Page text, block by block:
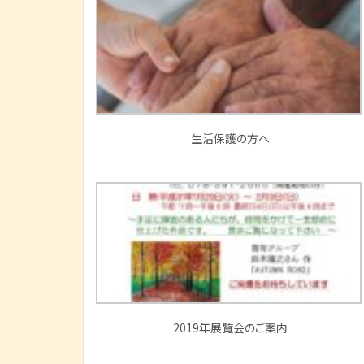
生活保護の方へ
2019年展覧会のご案内